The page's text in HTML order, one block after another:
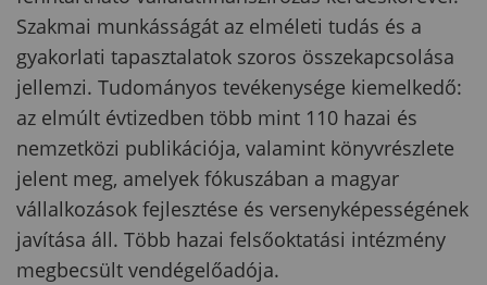
Szakmai munkásságát az elméleti tudás és a
gyakorlati tapasztalatok szoros összekapcsolása
jellemzi. Tudományos tevékenysége kiemelkedő:
az elmúlt évtizedben több mint 110 hazai és
nemzetközi publikációja, valamint könyvrészlete
jelent meg, amelyek fókuszában a magyar
vállalkozások fejlesztése és versenyképességének
javítása áll. Több hazai felsőoktatási intézmény
megbecsült vendégelőadója.